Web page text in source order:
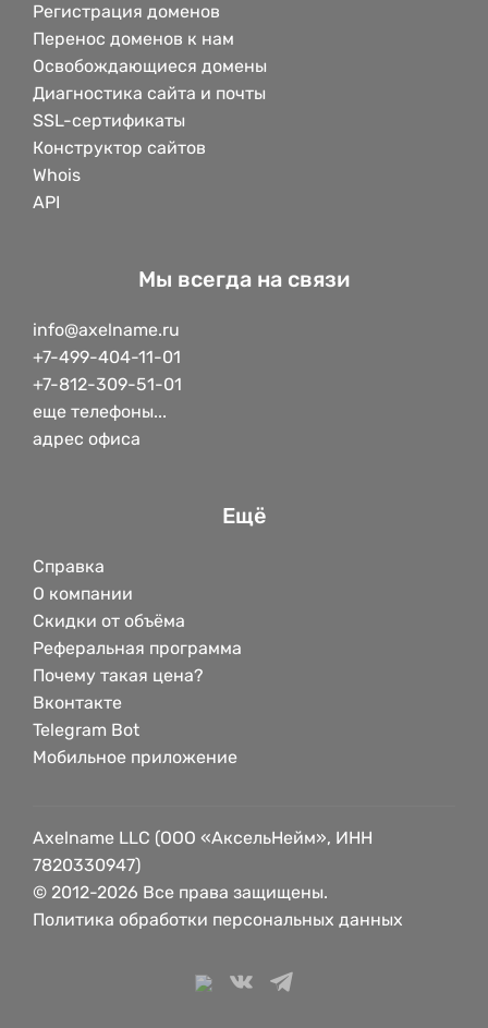
Регистрация доменов
Перенос доменов к нам
Освобождающиеся домены
Диагностика сайта и почты
SSL-сертификаты
Конструктор сайтов
Whois
API
Мы всегда на связи
info@axelname.ru
+7-499-404-11-01
+7-812-309-51-01
еще телефоны...
адрес офиса
Ещё
Справка
О компании
Скидки от объёма
Реферальная программа
Почему такая цена?
Вконтакте
Telegram Bot
Мобильное приложение
Axelname LLC (ООО «АксельНейм», ИНН
7820330947)
© 2012-2026 Все права защищены.
Политика обработки персональных данных